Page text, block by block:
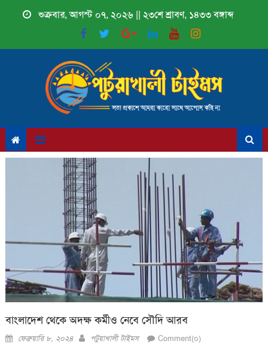
শুক্রবার, আগস্ট ০৭, ২০২৬ || ২৩শে শ্রাবণ, ১৪৩৩ বঙ্গাব্দ
বাংলাদেশ থেকে অদক্ষ কর্মীও নেবে সৌদি আরব
Posted
ফেব্রুয়ারি ৮, ২০২৪ Author
পটুয়াখালী টাইমস Comment(০)